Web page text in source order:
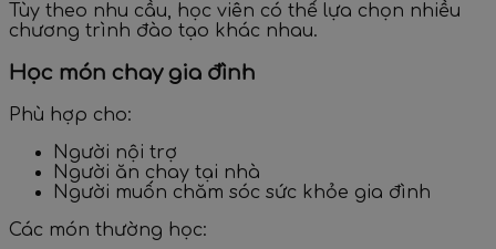
Tùy theo nhu cầu, học viên có thể lựa chọn nhiều
chương trình đào tạo khác nhau.
Học món chay gia đình
Phù hợp cho:
Người nội trợ
Người ăn chay tại nhà
Người muốn chăm sóc sức khỏe gia đình
Các món thường học: